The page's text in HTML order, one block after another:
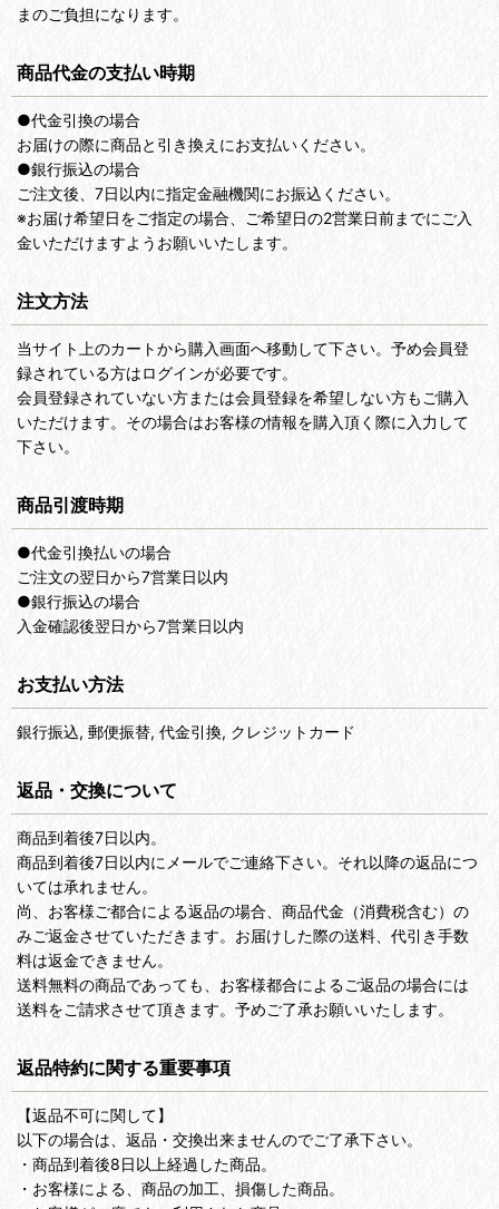
まのご負担になります。
商品代金の支払い時期
●代金引換の場合
お届けの際に商品と引き換えにお支払いください。
●銀行振込の場合
ご注文後、7日以内に指定金融機関にお振込ください。
※お届け希望日をご指定の場合、ご希望日の2営業日前までにご入
金いただけますようお願いいたします。
注文方法
当サイト上のカートから購入画面へ移動して下さい。予め会員登
録されている方はログインが必要です。
会員登録されていない方または会員登録を希望しない方もご購入
いただけます。その場合はお客様の情報を購入頂く際に入力して
下さい。
商品引渡時期
●代金引換払いの場合
ご注文の翌日から7営業日以内
●銀行振込の場合
入金確認後翌日から7営業日以内
お支払い方法
銀行振込, 郵便振替, 代金引換, クレジットカード
返品・交換について
商品到着後7日以内。
商品到着後7日以内にメールでご連絡下さい。それ以降の返品につ
いては承れません。
尚、お客様ご都合による返品の場合、商品代金（消費税含む）の
みご返金させていただきます。お届けした際の送料、代引き手数
料は返金できません。
送料無料の商品であっても、お客様都合によるご返品の場合には
送料をご請求させて頂きます。予めご了承お願いいたします。
返品特約に関する重要事項
【返品不可に関して】
以下の場合は、返品・交換出来ませんのでご了承下さい。
・商品到着後8日以上経過した商品。
・お客様による、商品の加工、損傷した商品。